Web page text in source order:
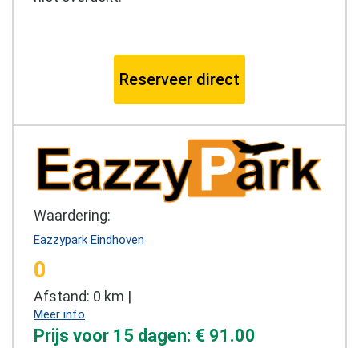
Reserveer direct
Waardering:
Eazzypark Eindhoven
0
Afstand: 0 km |
Meer info
Prijs voor 15 dagen: € 91.00